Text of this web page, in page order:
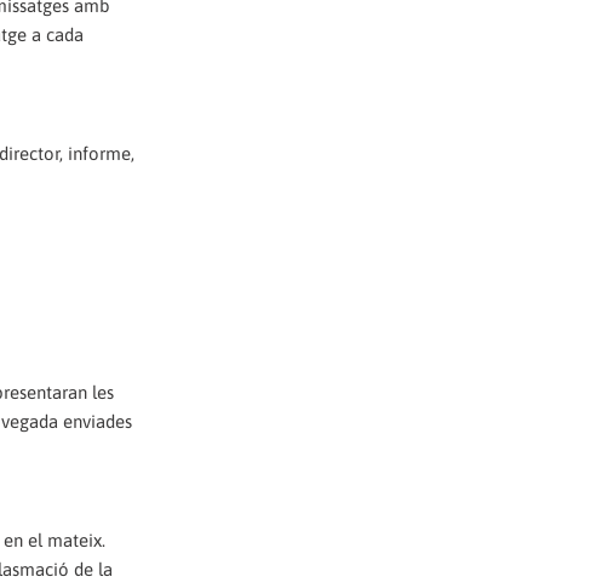
amb
a cada
informe,
les
enviades
el mateix.
de la